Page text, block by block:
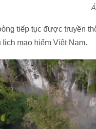
tiếp tục được truyền
lịch mạo hiểm Việt Nam.